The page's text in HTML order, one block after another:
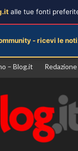
– Blog.it Redazione
alle tue fonti
- ricevi le